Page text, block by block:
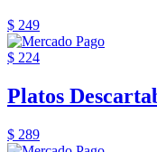
$ 249
$ 224
Platos
$ 289